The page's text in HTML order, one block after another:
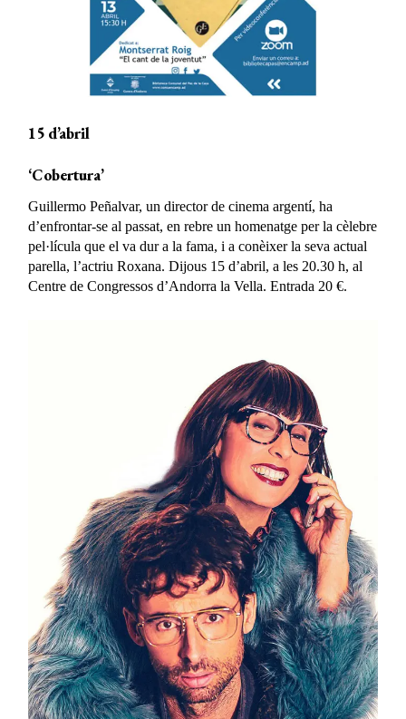
15 d’abril
‘Cobertura’
Guillermo Peñalvar, un director de cinema argentí, ha
d’enfrontar-se al passat, en rebre un homenatge per la cèlebre
pel·lícula que el va dur a la fama, i a conèixer la seva actual
parella, l’actriu Roxana. Dijous 15 d’abril, a les 20.30 h, al
Centre de Congressos d’Andorra la Vella. Entrada 20 €.